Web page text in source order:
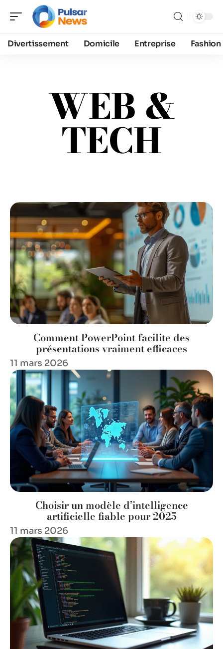
Divertissement Domicile Entreprise Fashion
WEB &
TECH
Comment PowerPoint facilite des
présentations vraiment efficaces
11 mars 2026
Choisir un modèle d’intelligence
artificielle fiable pour 2025
11 mars 2026